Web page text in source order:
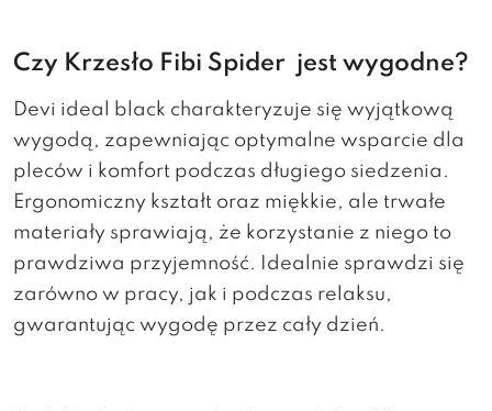
Czy Krzesło Fibi Spider jest wygodne?
Devi ideal black charakteryzuje się wyjątkową
wygodą, zapewniając optymalne wsparcie dla
pleców i komfort podczas długiego siedzenia.
Ergonomiczny kształt oraz miękkie, ale trwałe
materiały sprawiają, że korzystanie z niego to
prawdziwa przyjemność. Idealnie sprawdzi się
zarówno w pracy, jak i podczas relaksu,
gwarantując wygodę przez cały dzień.